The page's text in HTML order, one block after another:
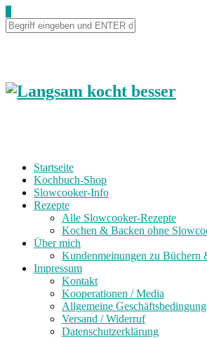
Startseite
Kochbuch-Shop
Slowcooker-Info
Rezepte
Alle Slowcooker-Rezepte
Kochen & Backen ohne
Über mich
Kundenmeinungen zu Büchern
Impressum
Kontakt
Kooperationen / Media
Allgemeine
Versand / Widerruf
Datenschutzerklärung